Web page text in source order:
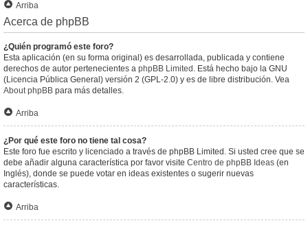
Arriba
Acerca de phpBB
¿Quién programó este foro?
Esta aplicación (en su forma original) es desarrollada, publicada y contiene
derechos de autor pertenecientes a phpBB Limited . Está hecho bajo la GNU
(Licencia Pública General) versión 2 (GPL-2.0) y es de libre distribución. Vea
About phpBB para más detalles.
Arriba
¿Por qué este foro no tiene tal cosa?
Este foro fue escrito y licenciado a través de phpBB Limited. Si usted cree que se
debe añadir alguna característica por favor visite Centro de phpBB Ideas (en
Inglés), donde se puede votar en ideas existentes o sugerir nuevas
características.
Arriba